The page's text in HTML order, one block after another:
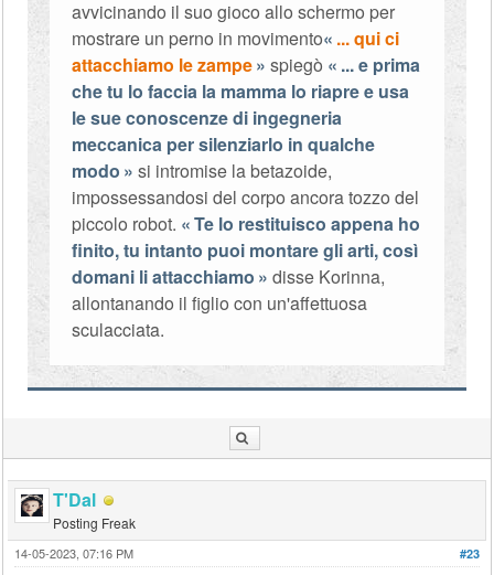
avvicinando il suo gioco allo schermo per
mostrare un perno in movimento
... qui ci
attacchiamo le zampe
spiegò
... e prima
che tu lo faccia la mamma lo riapre e usa
le sue conoscenze di ingegneria
meccanica per silenziarlo in qualche
modo
si intromise la betazoide,
impossessandosi del corpo ancora tozzo del
piccolo robot.
Te lo restituisco appena ho
finito, tu intanto puoi montare gli arti, così
domani li attacchiamo
disse Korinna,
allontanando il figlio con un'affettuosa
sculacciata.
T'Dal
Posting Freak
#23
14-05-2023, 07:16 PM